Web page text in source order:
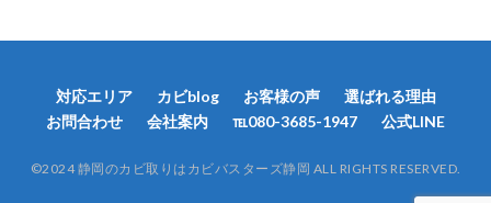
対応エリア カビblog お客様の声
選ばれる理由
お問合わせ
会社案内 ℡080-3685-1947 公式LINE
©︎2024 静岡のカビ取りはカビバスターズ静岡 ALL RIGHTS RESERVED.